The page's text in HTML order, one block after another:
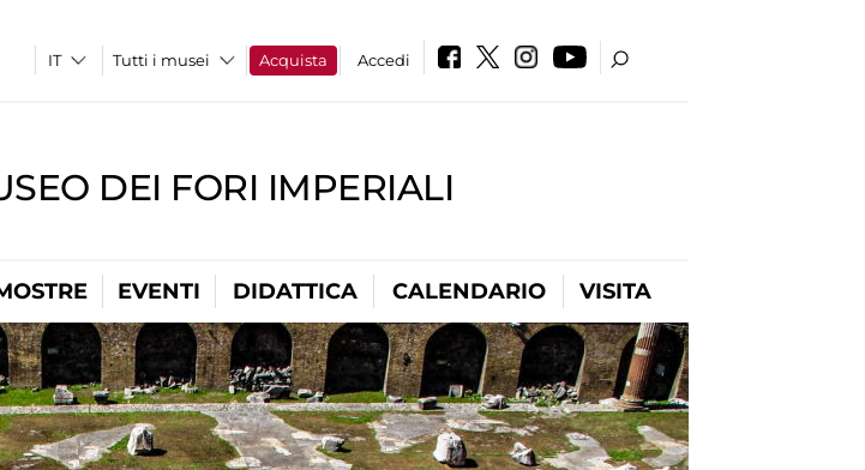
Tutti i musei Acquista Accedi
DEI FORI IMPERIALI
EVENTI DIDATTICA CALENDARIO VISITA